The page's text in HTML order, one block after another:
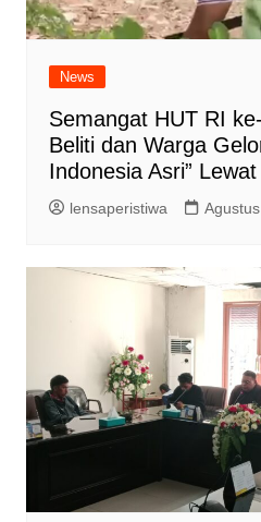
News
Semangat HUT RI
Beliti dan Warga
Indonesia Asri”
lensaperistiwa